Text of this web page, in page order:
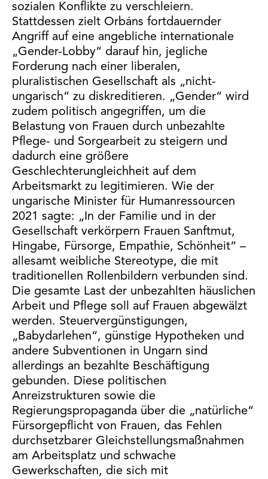
sozialen Konflikte zu verschleiern.
Stattdessen zielt Orbáns fortdauernder
Angriff auf eine angebliche internationale
„Gender-Lobby“ darauf hin, jegliche
Forderung nach einer liberalen,
pluralistischen Gesellschaft als „nicht-
ungarisch“ zu diskreditieren. „Gender“ wird
zudem politisch angegriffen, um die
Belastung von Frauen durch unbezahlte
Pflege- und Sorgearbeit zu steigern und
dadurch eine größere
Geschlechterungleichheit auf dem
Arbeitsmarkt zu legitimieren. Wie der
ungarische Minister für Humanressourcen
2021 sagte: „In der Familie und in der
Gesellschaft verkörpern Frauen Sanftmut,
Hingabe, Fürsorge, Empathie, Schönheit“ –
allesamt weibliche Stereotype, die mit
traditionellen Rollenbildern verbunden sind.
Die gesamte Last der unbezahlten häuslichen
Arbeit und Pflege soll auf Frauen abgewälzt
werden. Steuervergünstigungen,
„Babydarlehen“, günstige Hypotheken und
andere Subventionen in Ungarn sind
allerdings an bezahlte Beschäftigung
gebunden. Diese politischen
Anreizstrukturen sowie die
Regierungspropaganda über die „natürliche“
Fürsorgepflicht von Frauen, das Fehlen
durchsetzbarer Gleichstellungsmaßnahmen
am Arbeitsplatz und schwache
Gewerkschaften, die sich mit